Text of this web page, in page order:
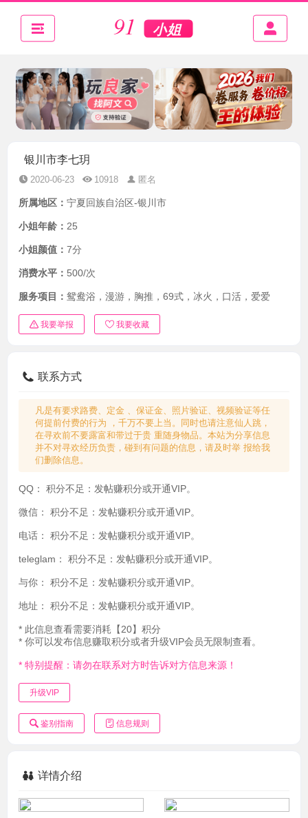
银川市李七玥
2020-06-23 10918 匿名
所属地区： 宁夏回族自治区-银川市
小姐年龄： 25
小姐颜值： 7分
消费水平： 500/次
服务项目： 鸳鸯浴，漫游，胸推，69式，冰火，口活，爱爱
我要举报 我要收藏
联系方式
凡是有要求路费、定金 、保证金、照片验证、视频验证等任
何提前付费的行为 ，千万不要上当。同时也请注意仙人跳，
在寻欢前不要露富和带过于贵 重随身物品。本站为分享信息
并不对寻欢经历负责，碰到有问题的信息，请及时举 报给我
们删除信息。
QQ： 积分不足：发帖赚积分或开通VIP。
微信： 积分不足：发帖赚积分或开通VIP。
电话： 积分不足：发帖赚积分或开通VIP。
teleglam： 积分不足：发帖赚积分或开通VIP。
与你： 积分不足：发帖赚积分或开通VIP。
地址： 积分不足：发帖赚积分或开通VIP。
* 此信息查看需要消耗【20】积分
* 你可以发布信息赚取积分或者升级VIP会员无限制查看。
* 特别提醒：请勿在联系对方时告诉对方信息来源！
升级VIP
鉴别指南 信息规则
详情介绍